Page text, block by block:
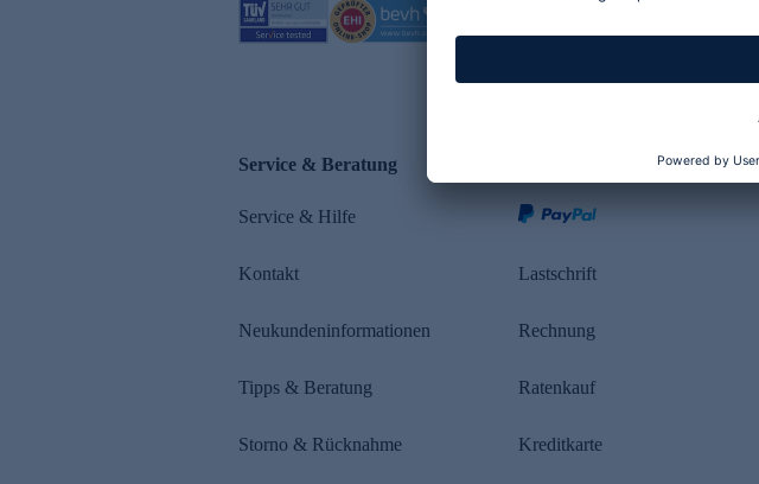
Service & Beratung
Service & Hilfe
Kontakt
Neukundeninformationen
Tipps & Beratung
Storno & Rücknahme
Lastschrift
Rechnung
Ratenkauf
Kreditkarte